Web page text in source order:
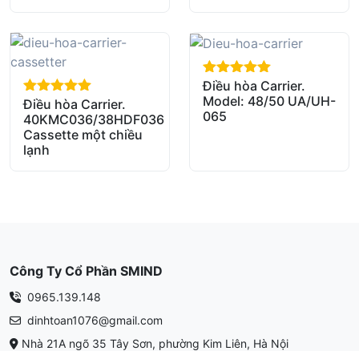
out of 5
Điều hòa Carrier.
40KMC036/38HDF036
Cassette một chiều
lạnh
out of 5
Điều hòa Carrier.
Model: 48/50 UA/UH-
065
Công Ty Cổ Phần SMIND
0965.139.148
dinhtoan1076@gmail.com
Nhà 21A ngõ 35 Tây Sơn, phường Kim Liên, Hà Nội